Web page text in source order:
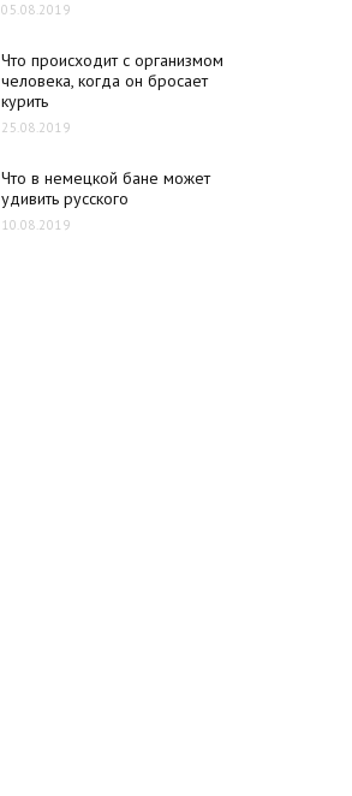
05.08.2019
Что происходит с организмом
человека, когда он бросает
курить
25.08.2019
Что в немецкой бане может
удивить русского
10.08.2019